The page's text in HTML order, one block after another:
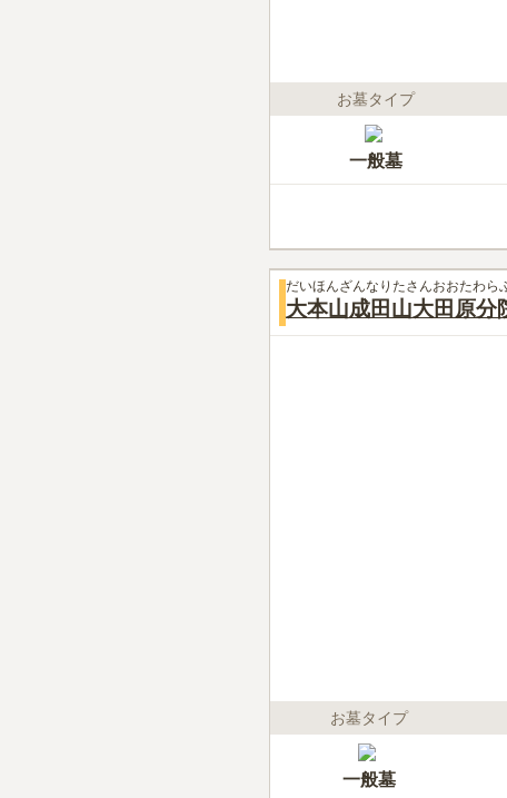
お墓タイプ
一般墓
だいほんざんなりたさんおおたわら
大本山成田山大田原分
お墓タイプ
一般墓